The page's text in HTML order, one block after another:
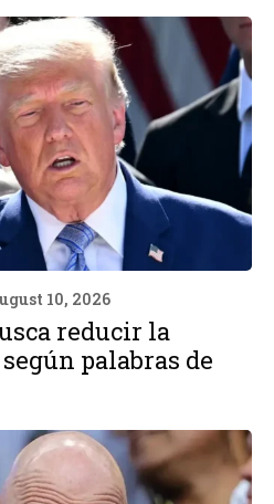
10, 2026
reducir la
palabras de